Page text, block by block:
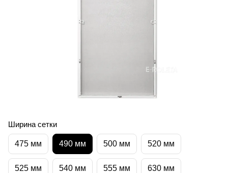
Ширина сетки
475 мм 490 мм 500 мм 520 мм
525 мм 540 мм 555 мм 630 мм